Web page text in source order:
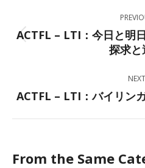
navigation
ACTFL – LTI：今日と明
探求と
NEXT
ACTFL – LTI：バイリン
From the Same